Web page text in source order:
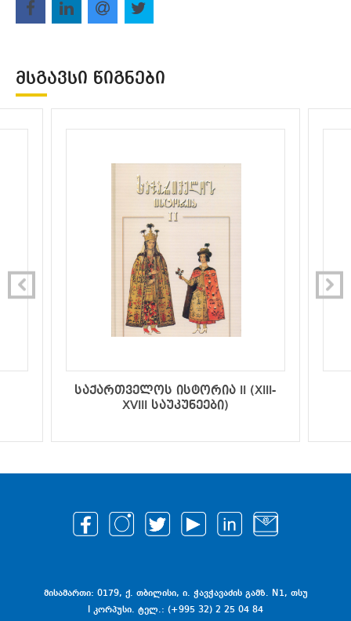
ᲛᲡᲒᲐᲕᲡᲘ ᲬᲘᲒᲜᲔᲑᲘ
საქართველოს ისტორია II (XIII-
XVIII საუკუნეები)
მისამართი: 0179, ქ. თბილისი, ი. ჭავჭავაძის გამზ. N1, თსუ
I კორპუსი. ტელ.: (+995 32) 2 25 04 84